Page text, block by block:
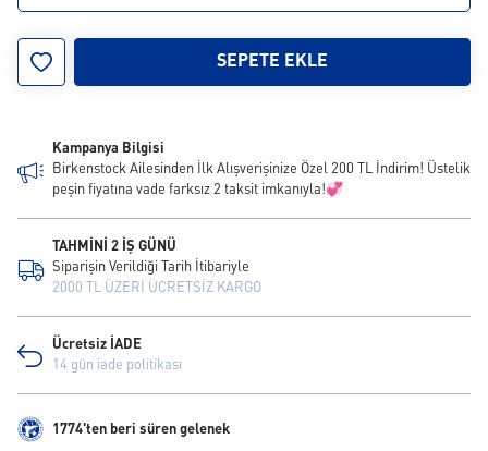
SEPETE EKLE
Kampanya Bilgisi
Birkenstock Ailesinden İlk Alışverişinize Özel 200 TL İndirim! Üstelik
peşin fiyatına vade farksız 2 taksit imkanıyla!💞
TAHMİNİ 2 İŞ GÜNÜ
Siparişin Verildiği Tarih İtibariyle
2000 TL ÜZERİ ÜCRETSİZ KARGO
Ücretsiz İADE
14 gün iade politikası
1774'ten beri süren gelenek